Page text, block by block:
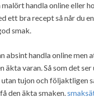
handla online eller
ett bra recept så når du
smak.
absint handla online men
äkta varan. Så som det ser
tujon och följaktligen
den äkta smaken.